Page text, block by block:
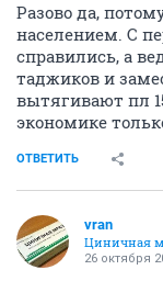
Разово да,
населением. С
справились, а
таджиков и
вытягивают пл
экономике
ОТВЕТИТЬ
vran
Циничная
26 октября